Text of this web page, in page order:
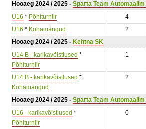
Hooaeg 2024 / 2025 - Sparta Team
U16 * Põhiturniir 4
U16 * Kohamängud 2
Hooaeg 2024 / 2025 - Kehtna SK
U14 B - karikavõistlused *
Põhiturniir
1
U14 B - karikavõistlused *
Kohamängud
2
Hooaeg 2024 / 2025 - Sparta Team
U16 - karikavõistlused *
Põhiturniir
0